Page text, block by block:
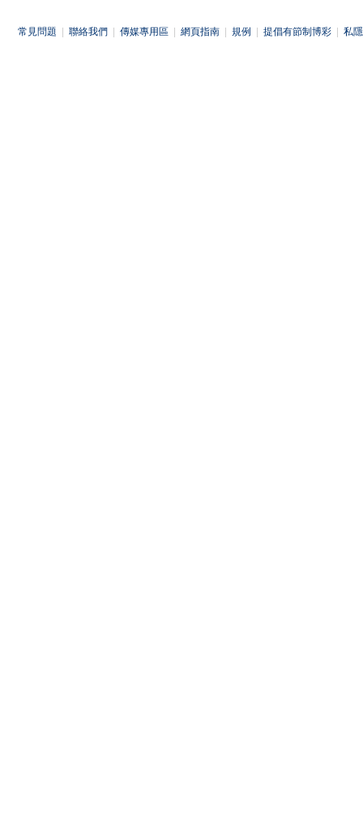
常見問題 聯絡我們 傳媒專用區 網頁指南 規例 提倡有節制博彩 私